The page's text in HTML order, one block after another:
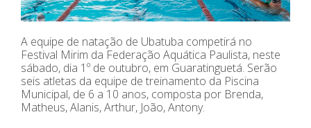
A equipe de natação de Ubatuba competirá no
Festival Mirim da Federação Aquática Paulista, neste
sábado, dia 1º de outubro, em Guaratinguetá. Serão
seis atletas da equipe de treinamento da Piscina
Municipal, de 6 a 10 anos, composta por Brenda,
Matheus, Alanis, Arthur, João, Antony.